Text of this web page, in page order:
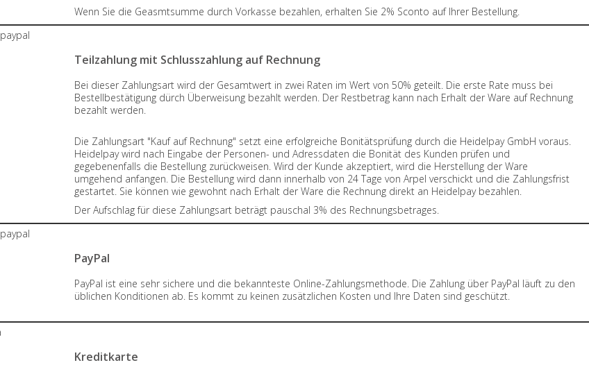
Wenn Sie die Geasmtsumme durch Vorkasse bezahlen, erhalten Sie 2% Sconto auf Ihrer Bestellung.
Teilzahlung mit Schlusszahlung auf Rechnung
Bei dieser Zahlungsart wird der Gesamtwert in zwei Raten im Wert von 50% geteilt. Die erste Rate muss bei
Bestellbestätigung dürch Überweisung bezahlt werden. Der Restbetrag kann nach Erhalt der Ware auf Rechnung
bezahlt werden.
Die Zahlungsart "Kauf auf Rechnung" setzt eine erfolgreiche Bonitätsprüfung durch die Heidelpay GmbH voraus.
Heidelpay wird nach Eingabe der Personen- und Adressdaten die Bonität des Kunden prüfen und
gegebenenfalls die Bestellung zurückweisen. Wird der Kunde akzeptiert, wird die Herstellung der Ware
umgehend anfangen. Die Bestellung wird dann innerhalb von 24 Tage von Arpel verschickt und die Zahlungsfrist
gestartet. Sie können wie gewohnt nach Erhalt der Ware die Rechnung direkt an Heidelpay bezahlen.
Der Aufschlag für diese Zahlungsart beträgt pauschal 3% des Rechnungsbetrages.
PayPal
PayPal ist eine sehr sichere und die bekannteste Online-Zahlungsmethode. Die Zahlung über PayPal läuft zu den
üblichen Konditionen ab. Es kommt zu keinen zusätzlichen Kosten und Ihre Daten sind geschützt.
Kreditkarte